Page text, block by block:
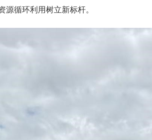
源循环利用树立新标杆。